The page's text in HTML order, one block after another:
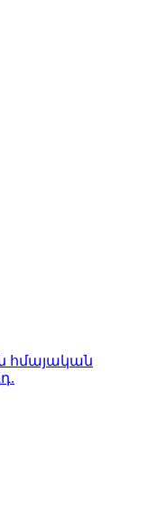
հմայական